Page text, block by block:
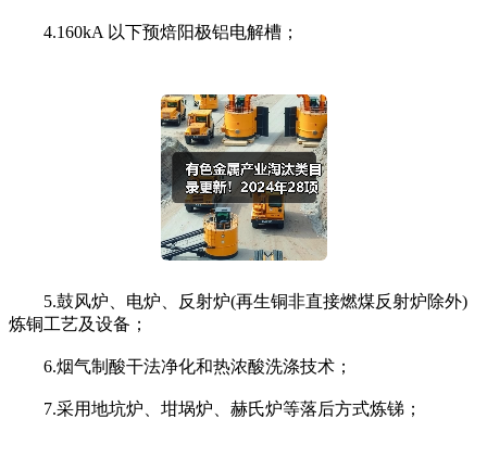
4.160kA 以下预焙阳极铝电解槽；
5.鼓风炉、电炉、反射炉(再生铜非直接燃煤反射炉除外)
炼铜工艺及设备；
6.烟气制酸干法净化和热浓酸洗涤技术；
7.采用地坑炉、坩埚炉、赫氏炉等落后方式炼锑；